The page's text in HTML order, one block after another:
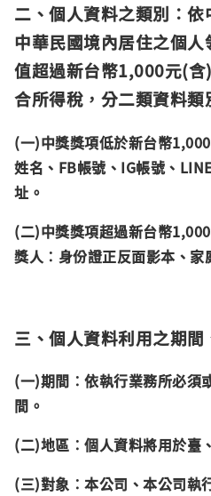
二、個人資料之類別：
中華民國境內居住之個
值超過新台幣1,000元(
合所得稅，分二類資料類
(一)中獎獎項低於新台幣
姓名、FB帳號、IG帳號、
址。
(二)中獎獎項超過新台幣
獎人：身份證正反面影本、家
三、個人資料利用之期
(一)期間：依執行業務所必須
間。
(二)地區：個人資料將用於臺
(三)對象：本公司、本公司執